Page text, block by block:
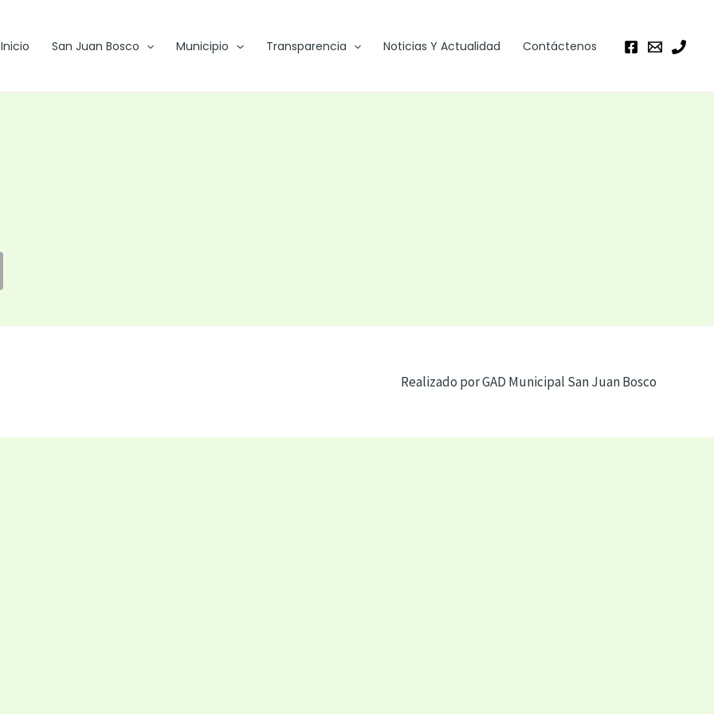
Inicio San Juan Bosco Municipio Transparencia Noticias Y Actualidad Contáctenos
Realizado por GAD Municipal San Juan Bosco